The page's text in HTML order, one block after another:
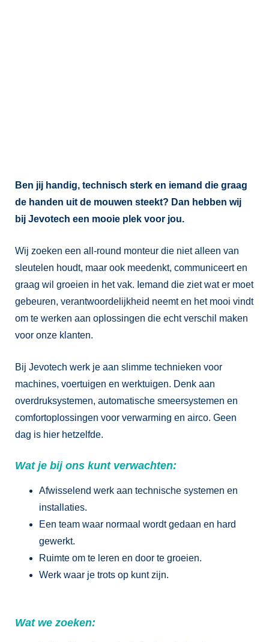
Ben jij handig, technisch sterk en iemand die graag
de handen uit de mouwen steekt? Dan hebben wij
bij Jevotech een mooie plek voor jou.
Wij zoeken een all-round monteur die niet alleen van
sleutelen houdt, maar ook meedenkt, communiceert en
graag wil groeien in het vak. Iemand die ziet wat er moet
gebeuren, verantwoordelijkheid neemt en het mooi vindt
om te werken aan oplossingen die echt verschil maken
voor onze klanten.
Bij Jevotech werk je aan slimme technieken voor
machines, voertuigen en werktuigen. Denk aan
overdruksystemen, automatische smeersystemen en
comfortoplossingen voor verwarming en airco. Geen
dag is hier hetzelfde.
Wat je bij ons kunt verwachten:
Afwisselend werk aan technische systemen en
installaties.
Een team waar normaal wordt gedaan en hard
gewerkt.
Ruimte om te leren en door te groeien.
Werk waar je trots op kunt zijn.
Wat we zoeken: